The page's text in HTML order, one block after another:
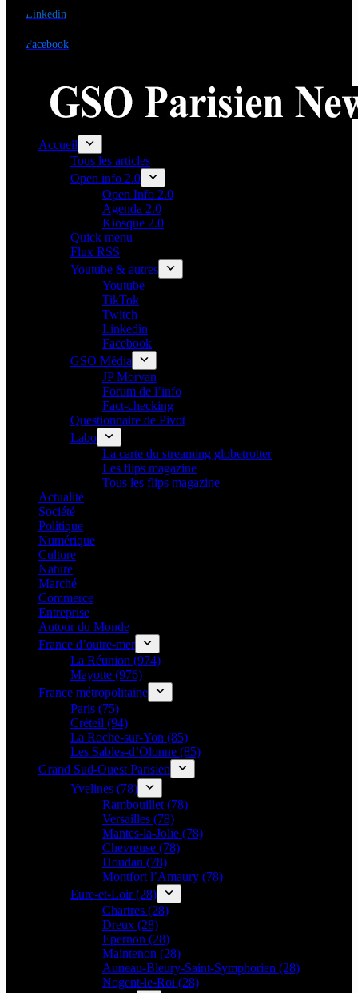
Linkedin
Facebook
Accueil
Tous les articles
Open info 2.0
Open Info 2.0
Agenda 2.0
Kiosque 2.0
Quick menu
Flux RSS
Youtube & autres
Youtube
TikTok
Twitch
Linkedin
Facebook
GSO Média
JP Morvan
Forum de l’info
Fact-checking
Questionnaire de Pivot
Labo
La carte du streaming globetrotter
Les flips magazine
Tous les flips magazine
Actualité
Société
Politique
Numérique
Culture
Nature
Marché
Commerce
Entreprise
Autour du Monde
France d’outre-mer
La Réunion (974)
Mayotte (976)
France métropolitaine
Paris (75)
Créteil (94)
La Roche-sur-Yon (85)
Les Sables-d’Olonne (85)
Grand Sud-Ouest Parisien
Yvelines (78)
Rambouillet (78)
Versailles (78)
Mantes-la-Jolie (78)
Chevreuse (78)
Houdan (78)
Montfort l’Amaury (78)
Eure-et-Loir (28)
Chartres (28)
Dreux (28)
Epernon (28)
Maintenon (28)
Auneau-Bleury-Saint-Symphorien (28)
Nogent-le-Roi (28)